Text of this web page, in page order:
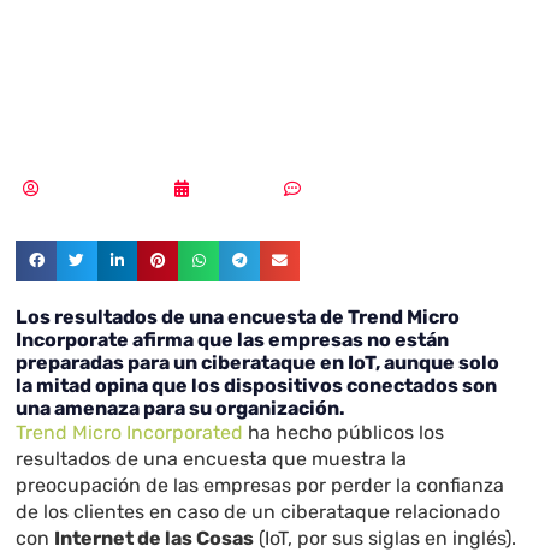
Los resultados de una encuesta de Trend Micro
Incorporate afirma que las empresas no están
preparadas para un ciberataque en IoT, aunque solo
la mitad opina que los dispositivos conectados son
una amenaza para su organización.
Trend Micro Incorporated ha hecho públicos los
resultados de una encuesta que muestra la
preocupación de las empresas por perder la confianza
de los clientes en caso de un ciberataque relacionado
con Internet de las Cosas (IoT, por sus siglas en inglés).